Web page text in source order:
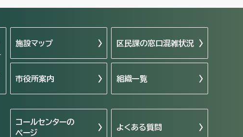
施設マップ 区民課の窓口混雑状況
市役所案内 組織一覧
コールセンターの
ページ
よくある質問